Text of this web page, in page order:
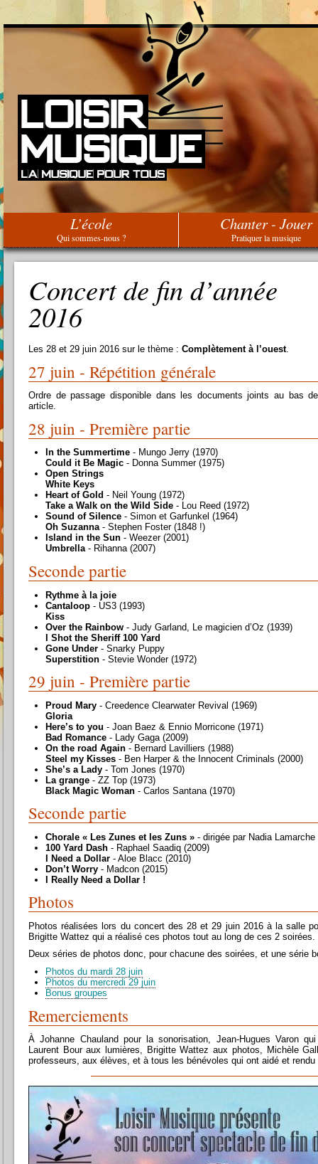
L’école
Qui sommes-nous ?
Chanter - Jouer
Pratiquer la musique
Concert de fin d’année
2016
Les 28 et 29 juin 2016 sur le thème : Complètement à l’ouest.
27 juin - Répétition générale
Ordre de passage disponible dans les documents joints au bas
article.
28 juin - Première partie
In the Summertime - Mungo Jerry (1970)
Could it Be Magic - Donna Summer (1975)
Open Strings
White Keys
Heart of Gold - Neil Young (1972)
Take a Walk on the Wild Side - Lou Reed (1972)
Sound of Silence - Simon et Garfunkel (1964)
Oh Suzanna- Stephen Foster (1848 !)
Island in the Sun - Weezer (2001)
Umbrella- Rihanna (2007)
Seconde partie
Rythme à la joie
Cantaloop - US3 (1993)
Kiss
Over the Rainbow - Judy Garland, Le magicien d’Oz (1939)
I Shot the Sheriff 100 Yard
Gone Under - Snarky Puppy
Superstition - Stevie Wonder (1972)
29 juin - Première partie
Proud Mary - Creedence Clearwater Revival (1969)
Gloria
Here’s to you - Joan Baez & Ennio Morricone (1971)
Bad Romance - Lady Gaga (2009)
On the road Again - Bernard Lavilliers (1988)
Steel my Kisses - Ben Harper & the Innocent Criminals (2000)
She’s a Lady - Tom Jones (1970)
La grange - ZZ Top (1973)
Black Magic Woman - Carlos Santana (1970)
Seconde partie
Chorale « Les Zunes et les Zuns » - dirigée par Nadia Lamarche
100 Yard Dash - Raphael Saadiq (2009)
I Need a Dollar - Aloe Blacc (2010)
Don’t Worry - Madcon (2015)
I Really Need a Dollar !
Photos
Photos réalisées lors du concert des 28 et 29 juin 2016 à la salle
Brigitte Wattez qui a réalisé ces photos tout au long de ces 2 soirées.
Deux séries de photos donc, pour chacune des soirées, et une série
Photos du mardi 28 juin
Photos du mercredi 29 juin
Bonus groupes
Remerciements
À Johanne Chauland pour la sonorisation, Jean-Hugues Varon
Laurent Bour aux lumières, Brigitte Wattez aux photos, Michèle
professeurs, aux élèves, et à tous les bénévoles qui ont aidé et